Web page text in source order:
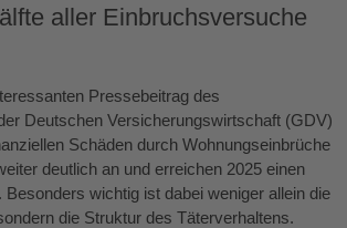
aller Einbruchsversuche
Pressebeitrag des
Deutschen Versicherungswirtschaft (GDV)
Schäden durch Wohnungseinbrüche
deutlich an und erreichen 2025 einen
wichtig ist dabei weniger allein die
die Struktur des Täterverhaltens.